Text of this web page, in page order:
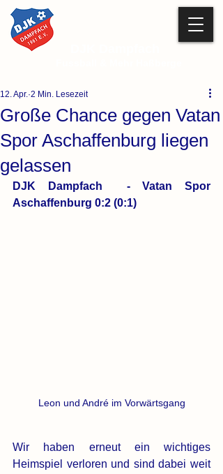
Große Chance gegen Vatan
Spor Aschaffenburg liegen
gelassen
12. Apr. 2 Min. Lesezeit
DJK Dampfach  - Vatan Spor
Aschaffenburg 0:2 (0:1)
Leon und André im Vorwärtsgang
Wir haben erneut ein wichtiges
Heimspiel verloren und sind dabei weit